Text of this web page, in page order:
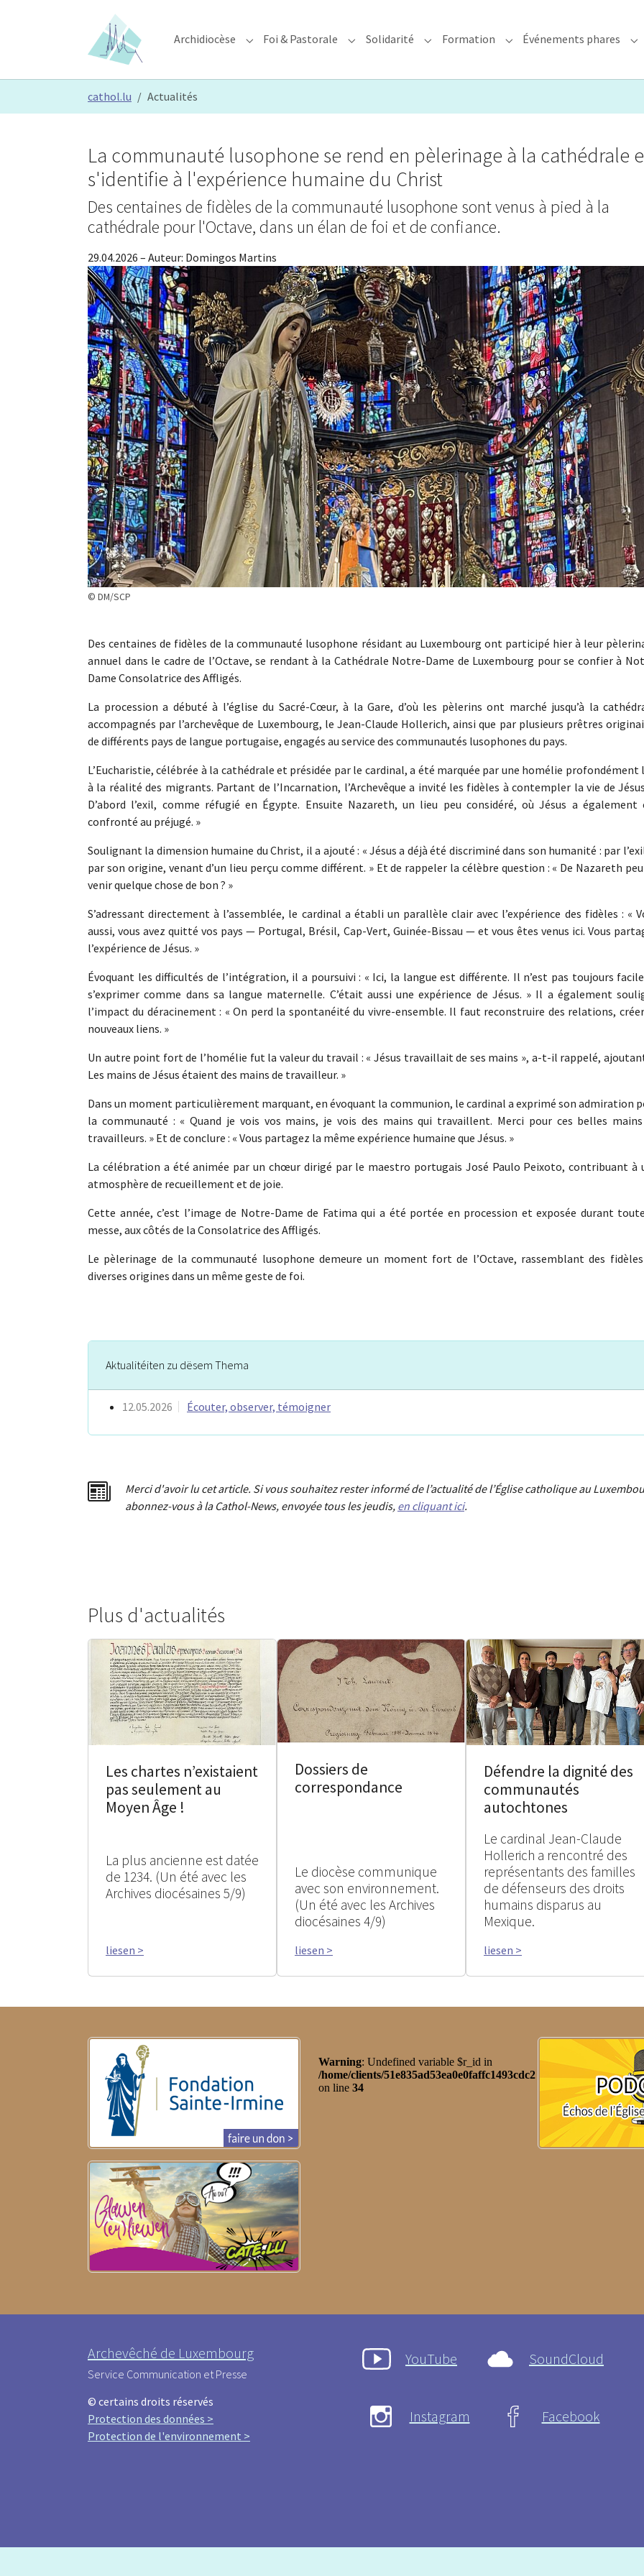
Archidiocèse Submenu for "Archidiocèse"
Foi & Pastorale Submenu for "Foi & Pastorale"
Solidarité Submenu for "Solidarité"
Formation Submenu for "Formation"
Événements phares
cathol.lu Actualités
© DM/SCP
La communauté lusophone se rend en pèlerinage à la cathédrale
s'identifie à l'expérience humaine du Christ
Des centaines de fidèles de la communauté lusophone sont venus à pied à la
cathédrale pour l'Octave, dans un élan de foi et de confiance.
29.04.2026 – Auteur: Domingos Martins
Des centaines de fidèles de la communauté lusophone résidant au Luxembourg ont participé hier à leur
annuel dans le cadre de l’Octave, se rendant à la Cathédrale Notre-Dame de Luxembourg pour se confier à
Dame Consolatrice des Affligés.
La procession a débuté à l’église du Sacré-Cœur, à la Gare, d’où les pèlerins ont marché jusqu’à la
accompagnés par l’archevêque de Luxembourg, le Jean-Claude Hollerich, ainsi que par plusieurs prêtres
de différents pays de langue portugaise, engagés au service des communautés lusophones du pays.
L’Eucharistie, célébrée à la cathédrale et présidée par le cardinal, a été marquée par une homélie profondément
à la réalité des migrants. Partant de l’Incarnation, l’Archevêque a invité les fidèles à contempler la vie de
D’abord l’exil, comme réfugié en Égypte. Ensuite Nazareth, un lieu peu considéré, où Jésus a également
confronté au préjugé. »
Soulignant la dimension humaine du Christ, il a ajouté : « Jésus a déjà été discriminé dans son humanité : par
par son origine, venant d’un lieu perçu comme différent. » Et de rappeler la célèbre question : « De Nazareth
venir quelque chose de bon ? »
S’adressant directement à l’assemblée, le cardinal a établi un parallèle clair avec l’expérience des fidèles : «
aussi, vous avez quitté vos pays — Portugal, Brésil, Cap-Vert, Guinée-Bissau — et vous êtes venus ici. Vous
l’expérience de Jésus. »
Évoquant les difficultés de l’intégration, il a poursuivi : « Ici, la langue est différente. Il n’est pas toujours
s’exprimer comme dans sa langue maternelle. C’était aussi une expérience de Jésus. » Il a également
l’impact du déracinement : « On perd la spontanéité du vivre-ensemble. Il faut reconstruire des relations,
nouveaux liens. »
Un autre point fort de l’homélie fut la valeur du travail : « Jésus travaillait de ses mains », a-t-il rappelé,
Les mains de Jésus étaient des mains de travailleur. »
Dans un moment particulièrement marquant, en évoquant la communion, le cardinal a exprimé son admiration
la communauté : « Quand je vois vos mains, je vois des mains qui travaillent. Merci pour ces belles
travailleurs. » Et de conclure : « Vous partagez la même expérience humaine que Jésus. »
La célébration a été animée par un chœur dirigé par le maestro portugais José Paulo Peixoto, contribuant à
atmosphère de recueillement et de joie.
Cette année, c’est l’image de Notre-Dame de Fatima qui a été portée en procession et exposée durant
messe, aux côtés de la Consolatrice des Affligés.
Le pèlerinage de la communauté lusophone demeure un moment fort de l’Octave, rassemblant des
diverses origines dans un même geste de foi.
Aktualitéiten zu dësem Thema
12.05.2026 Écouter, observer, témoigner
Merci d'avoir lu cet article. Si vous souhaitez rester informé de l’actualité de l’Église catholique au
abonnez-vous à la Cathol-News, envoyée tous les jeudis, en cliquant ici.
Plus d'actualités
Les chartes n’existaient
pas seulement au
Moyen Âge !
La plus ancienne est datée
de 1234. (Un été avec les
Archives diocésaines 5/9)
liesen >
Dossiers de
correspondance
Le diocèse communique
avec son environnement.
(Un été avec les Archives
diocésaines 4/9)
liesen >
Défendre la dignité des
communautés
autochtones
Le cardinal Jean-Claude
Hollerich a rencontré des
représentants des familles
de défenseurs des droits
humains disparus au
Mexique.
liesen >
Archevêché de Luxembourg
Service Communication et Presse
© certains droits réservés
Protection des données >
Protection de l'environnement >
YouTube SoundCloud
Instagram Facebook